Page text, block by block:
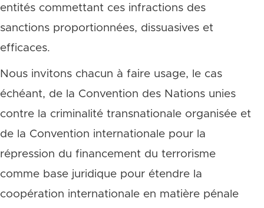
entités commettant ces infractions des
sanctions proportionnées, dissuasives et
efficaces.
Nous invitons chacun à faire usage, le cas
échéant, de la Convention des Nations unies
contre la criminalité transnationale organisée et
de la Convention internationale pour la
répression du financement du terrorisme
comme base juridique pour étendre la
coopération internationale en matière pénale